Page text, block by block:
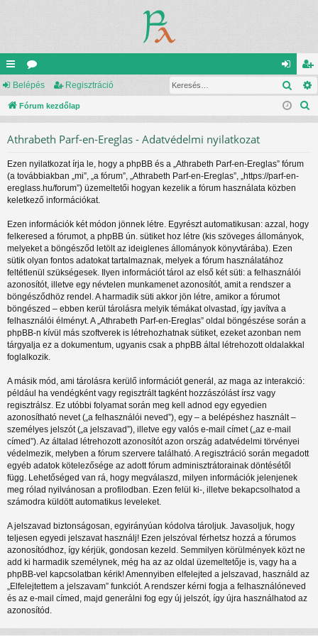
yo
rs
k
ór
u
el
ép
eg
is
Belépés Regisztráció
Fórum kezdőlap
Athrabeth Parf-en-Ereglas - Adatvédelmi nyilatkozat
Ezen nyilatkozat írja le, hogy a phpBB és a „Athrabeth Parf-en-Ereglas” fórum
(a továbbiakban „mi”, „a fórum”, „Athrabeth Parf-en-Ereglas”, „https://parf-en-
ereglass.hu/forum”) üzemeltetői hogyan kezelik a fórum használata közben
keletkező információkat.
Ezen információk két módon jönnek létre. Egyrészt automatikusan: azzal, hogy
felkeresed a fórumot, a phpBB ún. sütiket hoz létre (kis szöveges állományok,
melyeket a böngésződ letölt az ideiglenes állományok könyvtárába). Ezen
sütik olyan fontos adatokat tartalmaznak, melyek a fórum használatához
feltétlenül szükségesek. Ilyen információt tárol az első két süti: a felhasználói
azonosítót, illetve egy névtelen munkamenet azonosítót, amit a rendszer a
böngésződhöz rendel. A harmadik süti akkor jön létre, amikor a fórumot
böngészed – ebben kerül tárolásra melyik témákat olvastad, így javítva a
felhasználói élményt. A „Athrabeth Parf-en-Ereglas” oldal böngészése során a
phpBB-n kívül más szoftverek is létrehozhatnak sütiket, ezeket azonban nem
tárgyalja ez a dokumentum, ugyanis csak a phpBB által létrehozott oldalakkal
foglalkozik.
A másik mód, ami tárolásra kerülő információt generál, az maga az interakció:
például ha vendégként vagy regisztrált tagként hozzászólást írsz vagy
regisztrálsz. Ez utóbbi folyamat során meg kell adnod egy egyedien
azonosítható nevet („a felhasználói neved”), egy – a belépéshez használt –
személyes jelszót („a jelszavad”), illetve egy valós e-mail címet („az e-mail
címed”). Az általad létrehozott azonosítót azon ország adatvédelmi törvényei
védelmezik, melyben a fórum szervere található. A regisztráció során megadott
egyéb adatok kötelezősége az adott fórum adminisztrátorainak döntésétől
függ. Lehetőséged van rá, hogy megválaszd, milyen információk jelenjenek
meg rólad nyilvánosan a profilodban. Ezen felül ki-, illetve bekapcsolhatod a
számodra küldött automatikus leveleket.
A jelszavad biztonságosan, egyirányúan kódolva tároljuk. Javasoljuk, hogy
teljesen egyedi jelszavat használj! Ezen jelszóval férhetsz hozzá a fórumos
azonosítódhoz, így kérjük, gondosan kezeld. Semmilyen körülmények közt ne
add ki harmadik személynek, még ha az az oldal üzemeltetője is, vagy ha a
phpBB-vel kapcsolatban kérik! Amennyiben elfelejted a jelszavad, használd az
„Elfelejtettem a jelszavam” funkciót. A rendszer kérni fogja a felhasználóneved
és az e-mail címed, majd generálni fog egy új jelszót, így újra használhatod az
azonosítód.